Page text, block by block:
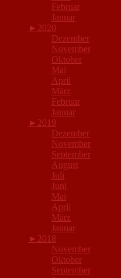
Februar
Januar
► 2020
Dezember
November
Oktober
Mai
April
März
Februar
Januar
► 2019
Dezember
November
September
August
Juli
Juni
Mai
April
März
Januar
► 2018
November
Oktober
September